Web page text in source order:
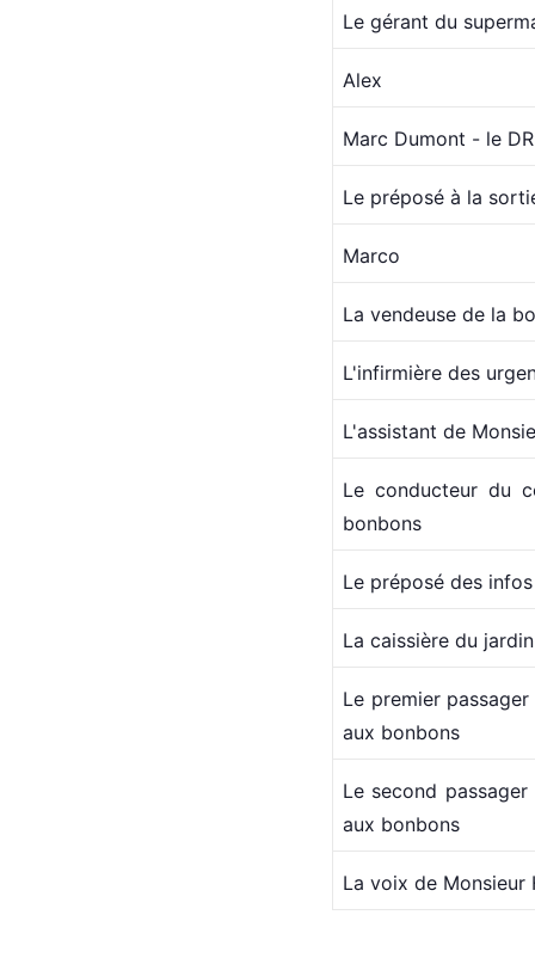
Le gérant du
Alex
Marc Dumont - le
Le préposé à la
Marco
La vendeuse de la
L'infirmière des
L'assistant de
Le conducteur du
bonbons
Le préposé des
La caissière du
Le premier
aux bonbons
Le second
aux bonbons
La voix de Monsieur